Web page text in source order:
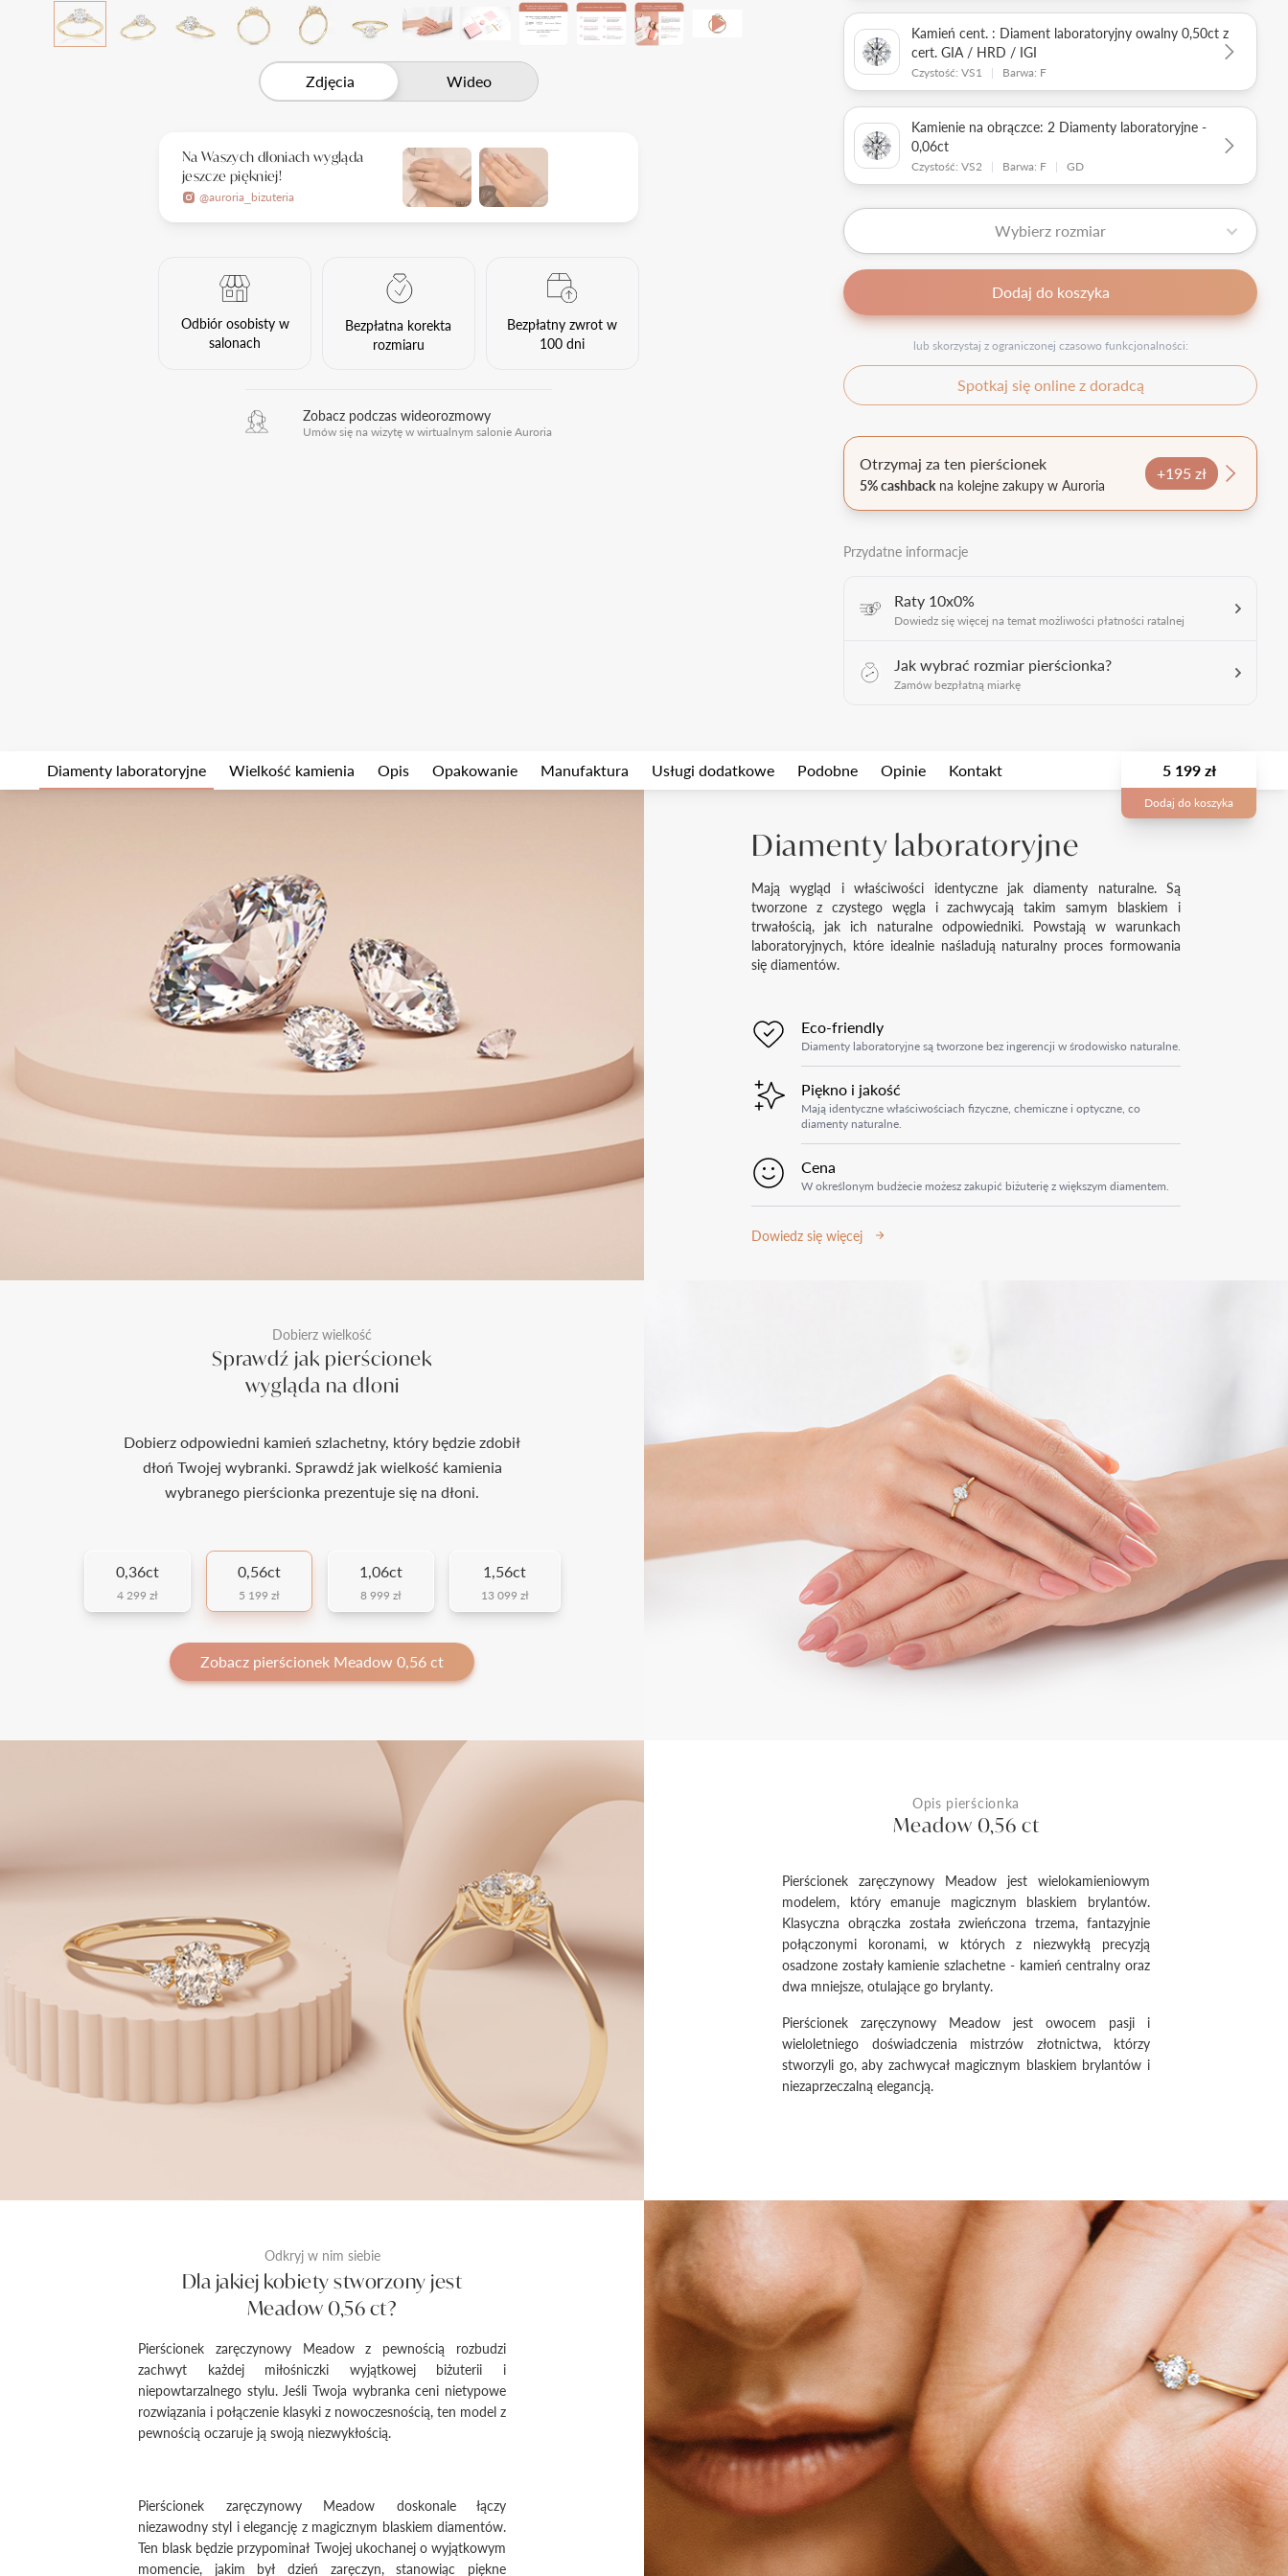
Zdjęcia Wideo
Na Waszych dłoniach wygląda
jeszcze piękniej!
@auroria_bizuteria
Odbiór osobisty w
salonach
Bezpłatna korekta
rozmiaru
Bezpłatny zwrot w
100 dni
Zobacz podczas wideorozmowy
Umów się na wizytę w wirtualnym salonie Auroria
Kamień cent. : Diament laboratoryjny owalny 0,50ct z
cert. GIA / HRD / IGI
Czystość: VS1 | Barwa: F
Kamienie na obrączce: 2 Diamenty laboratoryjne -
0,06ct
Czystość: VS2 | Barwa: F | GD
Wybierz rozmiar
Dodaj do koszyka
lub skorzystaj z ograniczonej czasowo funkcjonalności:
Spotkaj się online z doradcą
Otrzymaj za ten pierścionek
5% cashback na kolejne zakupy w Auroria
+195 zł
Przydatne informacje
Raty 10x0%
Dowiedz się więcej na temat możliwości płatności ratalnej
Jak wybrać rozmiar pierścionka?
Zamów bezpłatną miarkę
Diamenty laboratoryjne Wielkość kamienia Opis Opakowanie Manufaktura Usługi dodatkowe Podobne Opinie Kontakt 5 199 zł
Dodaj do koszyka
Diamenty laboratoryjne
Mają wygląd i właściwości identyczne jak diamenty naturalne. Są
tworzone z czystego węgla i zachwycają takim samym blaskiem i
trwałością, jak ich naturalne odpowiedniki. Powstają w warunkach
laboratoryjnych, które idealnie naśladują naturalny proces formowania
się diamentów.
Eco-friendly
Diamenty laboratoryjne są tworzone bez ingerencji w środowisko naturalne.
Piękno i jakość
Mają identyczne właściwościach fizyczne, chemiczne i optyczne, co
diamenty naturalne.
Cena
W określonym budżecie możesz zakupić biżuterię z większym diamentem.
Dowiedz się więcej
Dobierz wielkość
Sprawdź jak pierścionek
wygląda na dłoni
Dobierz odpowiedni kamień szlachetny, który będzie zdobił
dłoń Twojej wybranki. Sprawdź jak wielkość kamienia
wybranego pierścionka prezentuje się na dłoni.
0,36ct
4 299 zł
0,56ct
5 199 zł
1,06ct
8 999 zł
1,56ct
13 099 zł
Zobacz pierścionek Meadow 0,56 ct
Opis pierścionka
Meadow 0,56 ct
Pierścionek zaręczynowy Meadow jest wielokamieniowym
modelem, który emanuje magicznym blaskiem brylantów.
Klasyczna obrączka została zwieńczona trzema, fantazyjnie
połączonymi koronami, w których z niezwykłą precyzją
osadzone zostały kamienie szlachetne - kamień centralny oraz
dwa mniejsze, otulające go brylanty.
Pierścionek zaręczynowy Meadow jest owocem pasji i
wieloletniego doświadczenia mistrzów złotnictwa, którzy
stworzyli go, aby zachwycał magicznym blaskiem brylantów i
niezaprzeczalną elegancją.
Odkryj w nim siebie
Dla jakiej kobiety stworzony jest
Meadow 0,56 ct?
Pierścionek zaręczynowy Meadow z pewnością rozbudzi
zachwyt każdej miłośniczki wyjątkowej biżuterii i
niepowtarzalnego stylu. Jeśli Twoja wybranka ceni nietypowe
rozwiązania i połączenie klasyki z nowoczesnością, ten model z
pewnością oczaruje ją swoją niezwykłością.
Pierścionek zaręczynowy Meadow doskonale łączy
niezawodny styl i elegancję z magicznym blaskiem diamentów.
Ten blask będzie przypominał Twojej ukochanej o wyjątkowym
momencie, jakim był dzień zaręczyn, stanowiąc piękne